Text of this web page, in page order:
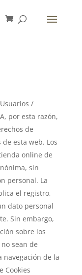
/
por esta razón,
de
esta web. Los
online de
sin
personal. La
el registro,
dato personal
Sin embargo,
sobre los
sean de
de la
Cookies